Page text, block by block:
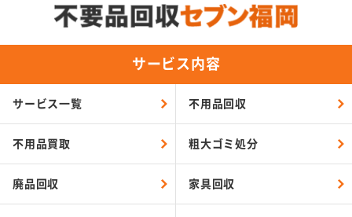
サービス内容
サービス一覧 不用品回収
不用品買取 粗大ゴミ処分
廃品回収 家具回収